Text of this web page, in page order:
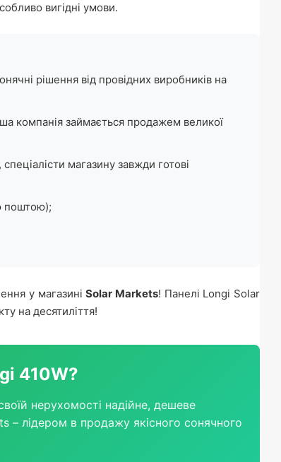
вигідні умови.
рішення від провідних виробників на
компанія займається продажем великої
магазину завжди готові
поштою);
у магазиніSolar Markets! Панелі Longi Solar
на десятиліття!
410W?
нерухомості надійне, дешеве
– лідером в продажу якісного сонячного